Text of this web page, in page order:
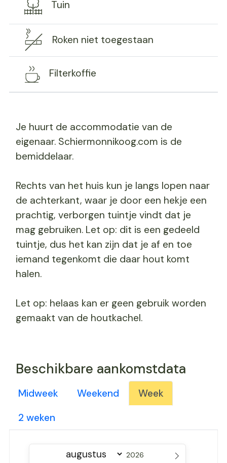
Tuin
Roken niet toegestaan
Filterkoffie
Je huurt de accommodatie van de
eigenaar. Schiermonnikoog.com is de
bemiddelaar.
Rechts van het huis kun je langs lopen naar
de achterkant, waar je door een hekje een
prachtig, verborgen tuintje vindt dat je
mag gebruiken. Let op: dit is een gedeeld
tuintje, dus het kan zijn dat je af en toe
iemand tegenkomt die daar hout komt
halen.
Let op: helaas kan er geen gebruik worden
gemaakt van de houtkachel.
Beschikbare aankomstdata
Midweek Weekend
Week
2 weken